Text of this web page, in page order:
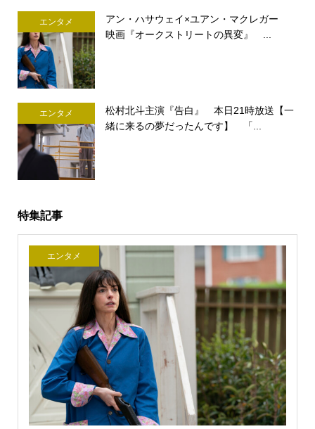
エンタメ
アン・ハサウェイ×ユアン・マクレガー
映画『オークストリートの異変』 ...
エンタメ
松村北斗主演『告白』 本日21時放送【一
緒に来るの夢だったんです】 「...
特集記事
エンタメ